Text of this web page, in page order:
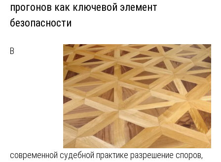
прогонов как ключевой элемент
безопасности
В
современной судебной практике разрешение споров,